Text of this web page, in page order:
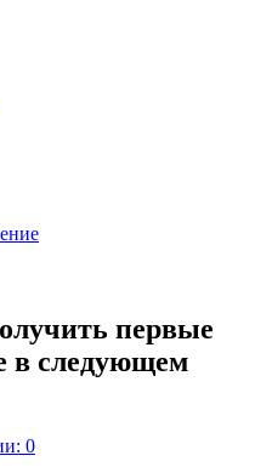
первые
в следующем
0